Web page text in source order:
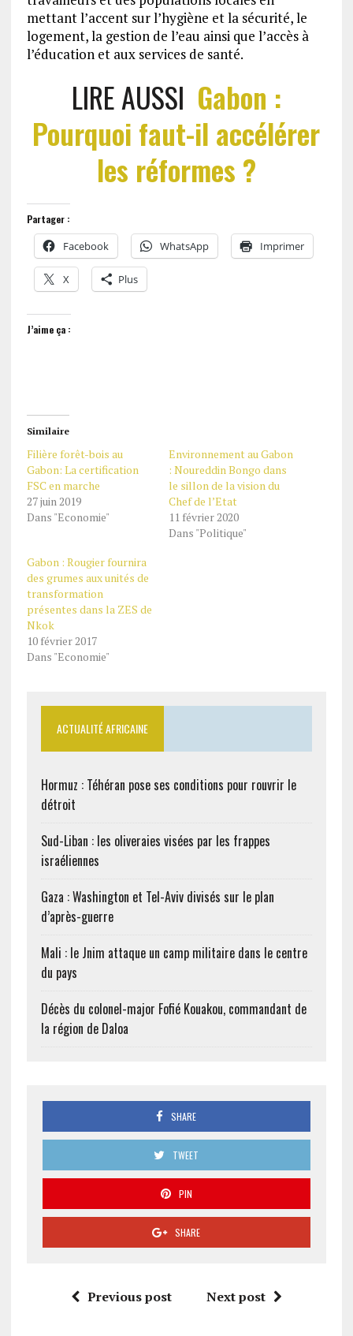
mettant l’accent sur l’hygiène et la sécurité, le
logement, la gestion de l’eau ainsi que l’accès à
l’éducation et aux services de santé.
LIRE AUSSI Gabon :
Pourquoi faut-il accélérer
les réformes ?
Partager :
Facebook WhatsApp Imprimer
X Plus
J’aime ça :
Similaire
Filière forêt-bois au
Gabon: La certification
FSC en marche
27 juin 2019
Dans "Economie"
Environnement au Gabon
: Noureddin Bongo dans
le sillon de la vision du
Chef de l’Etat
11 février 2020
Dans "Politique"
Gabon : Rougier fournira
des grumes aux unités de
transformation
présentes dans la ZES de
Nkok
10 février 2017
Dans "Economie"
ACTUALITÉ AFRICAINE
Hormuz : Téhéran pose ses conditions pour rouvrir le
détroit
Sud-Liban : les oliveraies visées par les frappes
israéliennes
Gaza : Washington et Tel-Aviv divisés sur le plan
d’après-guerre
Mali : le Jnim attaque un camp militaire dans le centre
du pays
Décès du colonel-major Fofié Kouakou, commandant de
la région de Daloa
SHARE
TWEET
PIN
SHARE
Previous post Next post